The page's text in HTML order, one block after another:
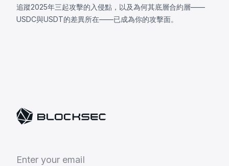
追蹤2025年三起攻擊的入侵點，以及為何其底層合約層——
USDC與USDT的差異所在——已成為你的攻擊面。
Enter your email